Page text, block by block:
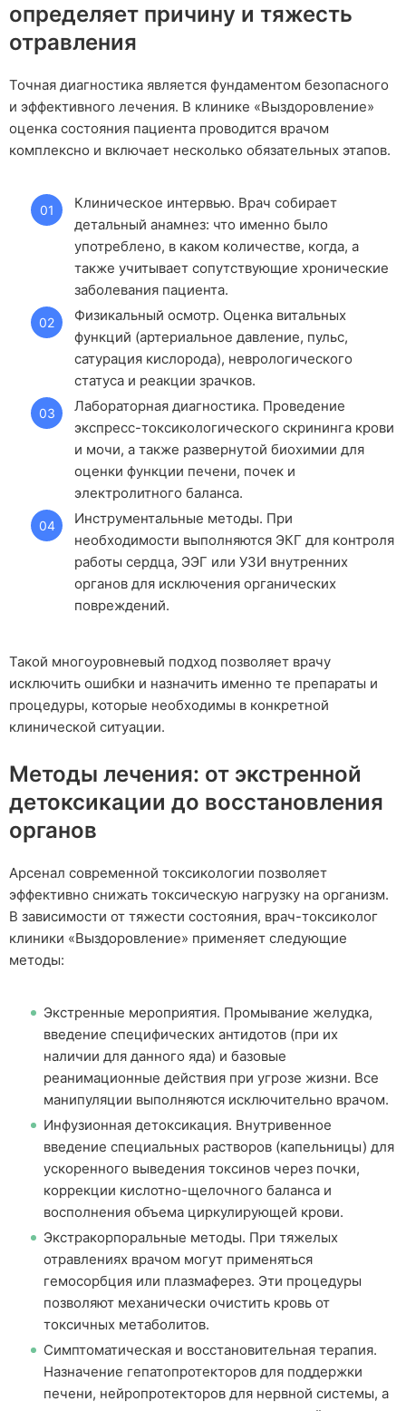
определяет причину и тяжесть
отравления
Точная диагностика является фундаментом безопасного
и эффективного лечения. В клинике «Выздоровление»
оценка состояния пациента проводится врачом
комплексно и включает несколько обязательных этапов.
Клиническое интервью. Врач собирает
детальный анамнез: что именно было
употреблено, в каком количестве, когда, а
также учитывает сопутствующие хронические
заболевания пациента.
Физикальный осмотр. Оценка витальных
функций (артериальное давление, пульс,
сатурация кислорода), неврологического
статуса и реакции зрачков.
Лабораторная диагностика. Проведение
экспресс-токсикологического скрининга крови
и мочи, а также развернутой биохимии для
оценки функции печени, почек и
электролитного баланса.
Инструментальные методы. При
необходимости выполняются ЭКГ для контроля
работы сердца, ЭЭГ или УЗИ внутренних
органов для исключения органических
повреждений.
Такой многоуровневый подход позволяет врачу
исключить ошибки и назначить именно те препараты и
процедуры, которые необходимы в конкретной
клинической ситуации.
Методы лечения: от экстренной
детоксикации до восстановления
органов
Арсенал современной токсикологии позволяет
эффективно снижать токсическую нагрузку на организм.
В зависимости от тяжести состояния, врач-токсиколог
клиники «Выздоровление» применяет следующие
методы:
Экстренные мероприятия. Промывание желудка,
введение специфических антидотов (при их
наличии для данного яда) и базовые
реанимационные действия при угрозе жизни. Все
манипуляции выполняются исключительно врачом.
Инфузионная детоксикация. Внутривенное
введение специальных растворов (капельницы) для
ускоренного выведения токсинов через почки,
коррекции кислотно-щелочного баланса и
восполнения объема циркулирующей крови.
Экстракорпоральные методы. При тяжелых
отравлениях врачом могут применяться
гемосорбция или плазмаферез. Эти процедуры
позволяют механически очистить кровь от
токсичных метаболитов.
Симптоматическая и восстановительная терапия.
Назначение гепатопротекторов для поддержки
печени, нейропротекторов для нервной системы, а